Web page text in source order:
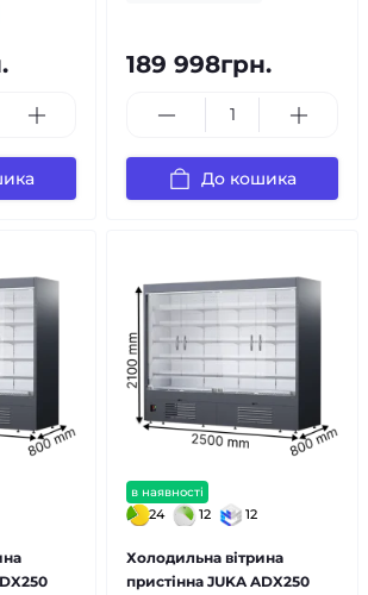
189 998грн.
До кошика
в наявності
24 12 12
Холодильна вітрина
пристінна JUKA ADX250